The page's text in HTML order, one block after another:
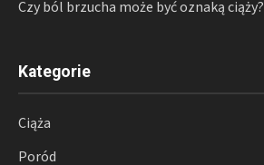
Czy ból brzucha może być oznaką ciąży?
Kategorie
Ciąża
Poród